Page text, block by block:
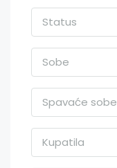
Status
Sobe
Spavaće sobe
Kupatila